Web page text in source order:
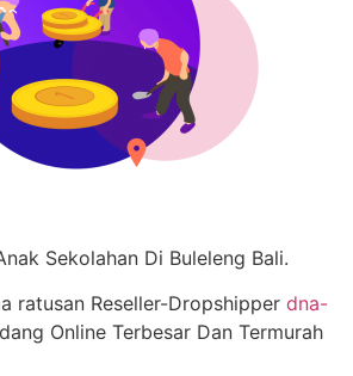
Sekolahan Di Buleleng Bali.
ratusan Reseller-Dropshipper dna-
Online Terbesar Dan Termurah